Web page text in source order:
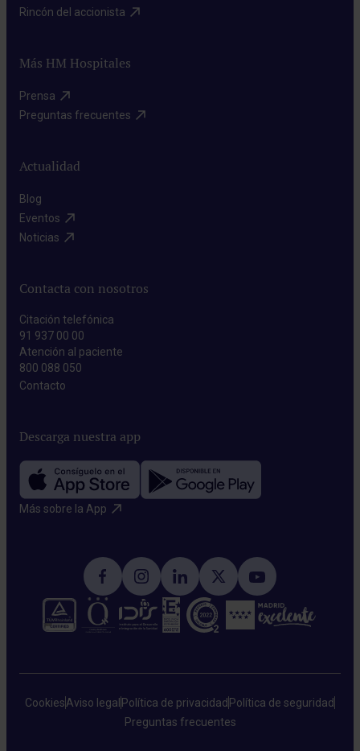
Rincón del accionista​
Más HM Hospitales
Prensa​
Preguntas frecuentes​
Actualidad
Blog​
Eventos​
Noticias​
Contacta con nosotros
Citación telefónica
91 937 00 00
Atención al paciente
800 088 050
Contacto​
Descarga nuestra app
Más sobre la App​
CookiesAviso legal Política de privacidad Política de seguridad
Preguntas frecuentes